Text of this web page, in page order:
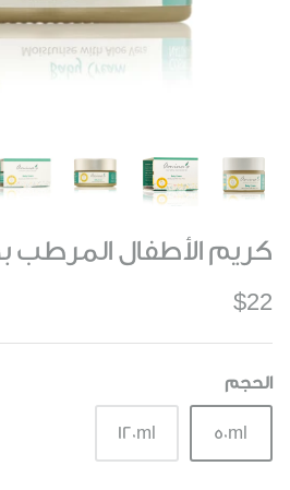
كريم الأطفال المرطب
$22
الحجم
50ml
120ml